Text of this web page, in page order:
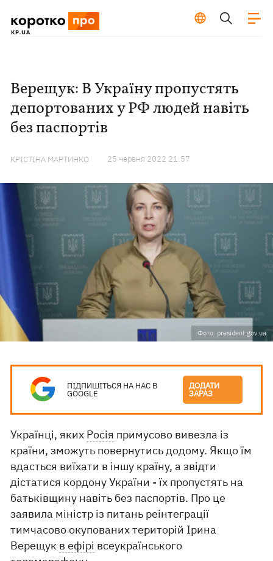
Верещук: В Україну пропустять
депортованих у РФ людей навіть
без паспортів
КРІСТІНА МАРТИНКО 25 червня 2022 21:57
Фото: president.gov.ua
ПІДПИШІТЬСЯ НА НАС В
GOOGLE
ДОДАТИ
ЗАРАЗ
Українці, яких Росія примусово вивезла із
країни, зможуть повернутись додому. Якщо їм
вдасться виїхати в іншу країну, а звідти
дістатися кордону України - їх пропустять на
батьківщину навіть без паспортів. Про це
заявила міністр із питань реінтеграції
тимчасово окупованих територій Ірина
Верещук в ефірі всеукраїнського